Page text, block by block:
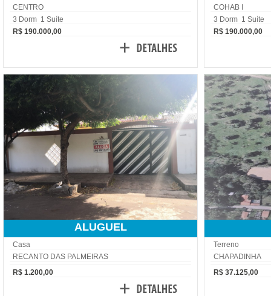
CENTRO
3 Dorm 1 Suíte
R$ 190.000,00
COHAB I
3 Dorm 1 Suíte
R$ 190.000,00
ALUGUEL
Casa
RECANTO DAS PALMEIRAS
R$ 1.200,00
Terreno
CHAPADINHA
R$ 37.125,00